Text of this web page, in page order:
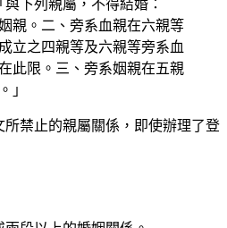
與下列親屬，不得結婚：
親。二、旁系血親在六親等
立之四親等及六親等旁系血
此限。三、旁系姻親在五親
」
禁止的親屬關係，即使辦理了登